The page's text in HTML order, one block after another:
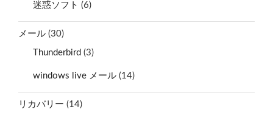
迷惑ソフト (6)
メール (30)
Thunderbird (3)
windows live メール (14)
リカバリー (14)